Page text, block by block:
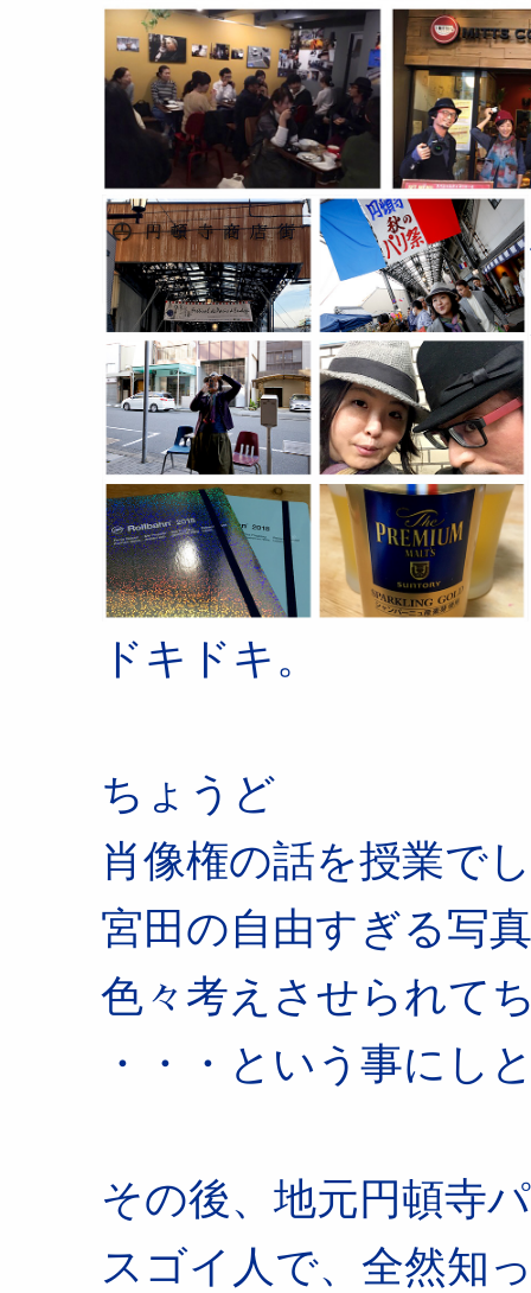
ドキドキ。
ちょうど
肖像権の話を授業で
宮田の自由すぎる写
色々考えさせられて
・・・という事にし
その後、地元円頓寺
スゴイ人で、全然知